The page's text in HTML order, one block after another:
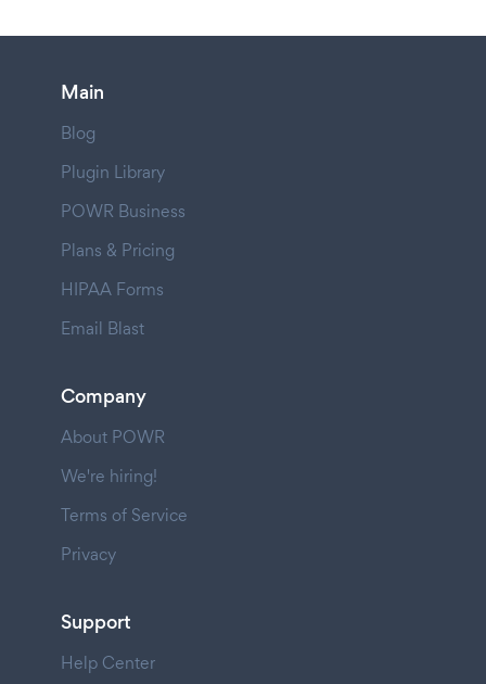
Main
Blog
Plugin Library
POWR Business
Plans & Pricing
HIPAA Forms
Email Blast
Company
About POWR
We're hiring!
Terms of Service
Privacy
Support
Help Center